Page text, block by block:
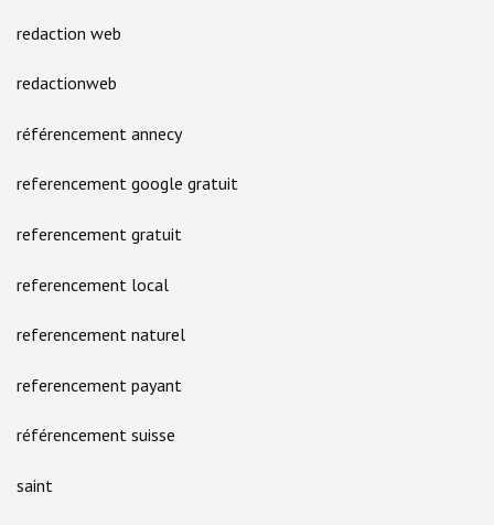
redaction web
redactionweb
référencement annecy
referencement google gratuit
referencement gratuit
referencement local
referencement naturel
referencement payant
référencement suisse
saint